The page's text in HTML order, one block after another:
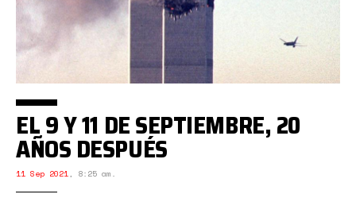
EL 9 Y 11 DE SEPTIEMBRE, 20
AÑOS DESPUÉS
11 Sep 2021, 8:25 am.